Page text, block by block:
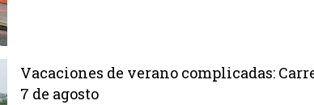
Vacaciones de verano complicadas:
7 de agosto